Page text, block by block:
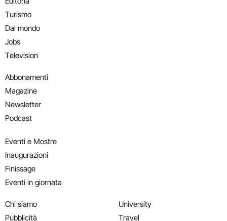
Turismo
Dal mondo
Jobs
Television
Abbonamenti
Magazine
Newsletter
Podcast
Eventi e Mostre
Inaugurazioni
Finissage
Eventi in giornata
Chi siamo
Pubblicità
University
Travel